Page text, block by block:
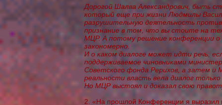
Дорогой Шалва Александрович, быть
который еще при жизни Людмилы
разрушительную деятельность
признание в том, что вы стоите на
МЦР. А потому решение конференции о
закономерно.
И о каком диалоге может идти речь,
поддерживаемое чиновниками
Советского фонда Рерихов, а затем и
реальности власть вела диалог только
Но МЦР выстоял и доказал свою
2. «На прошлой Конференции я выразил